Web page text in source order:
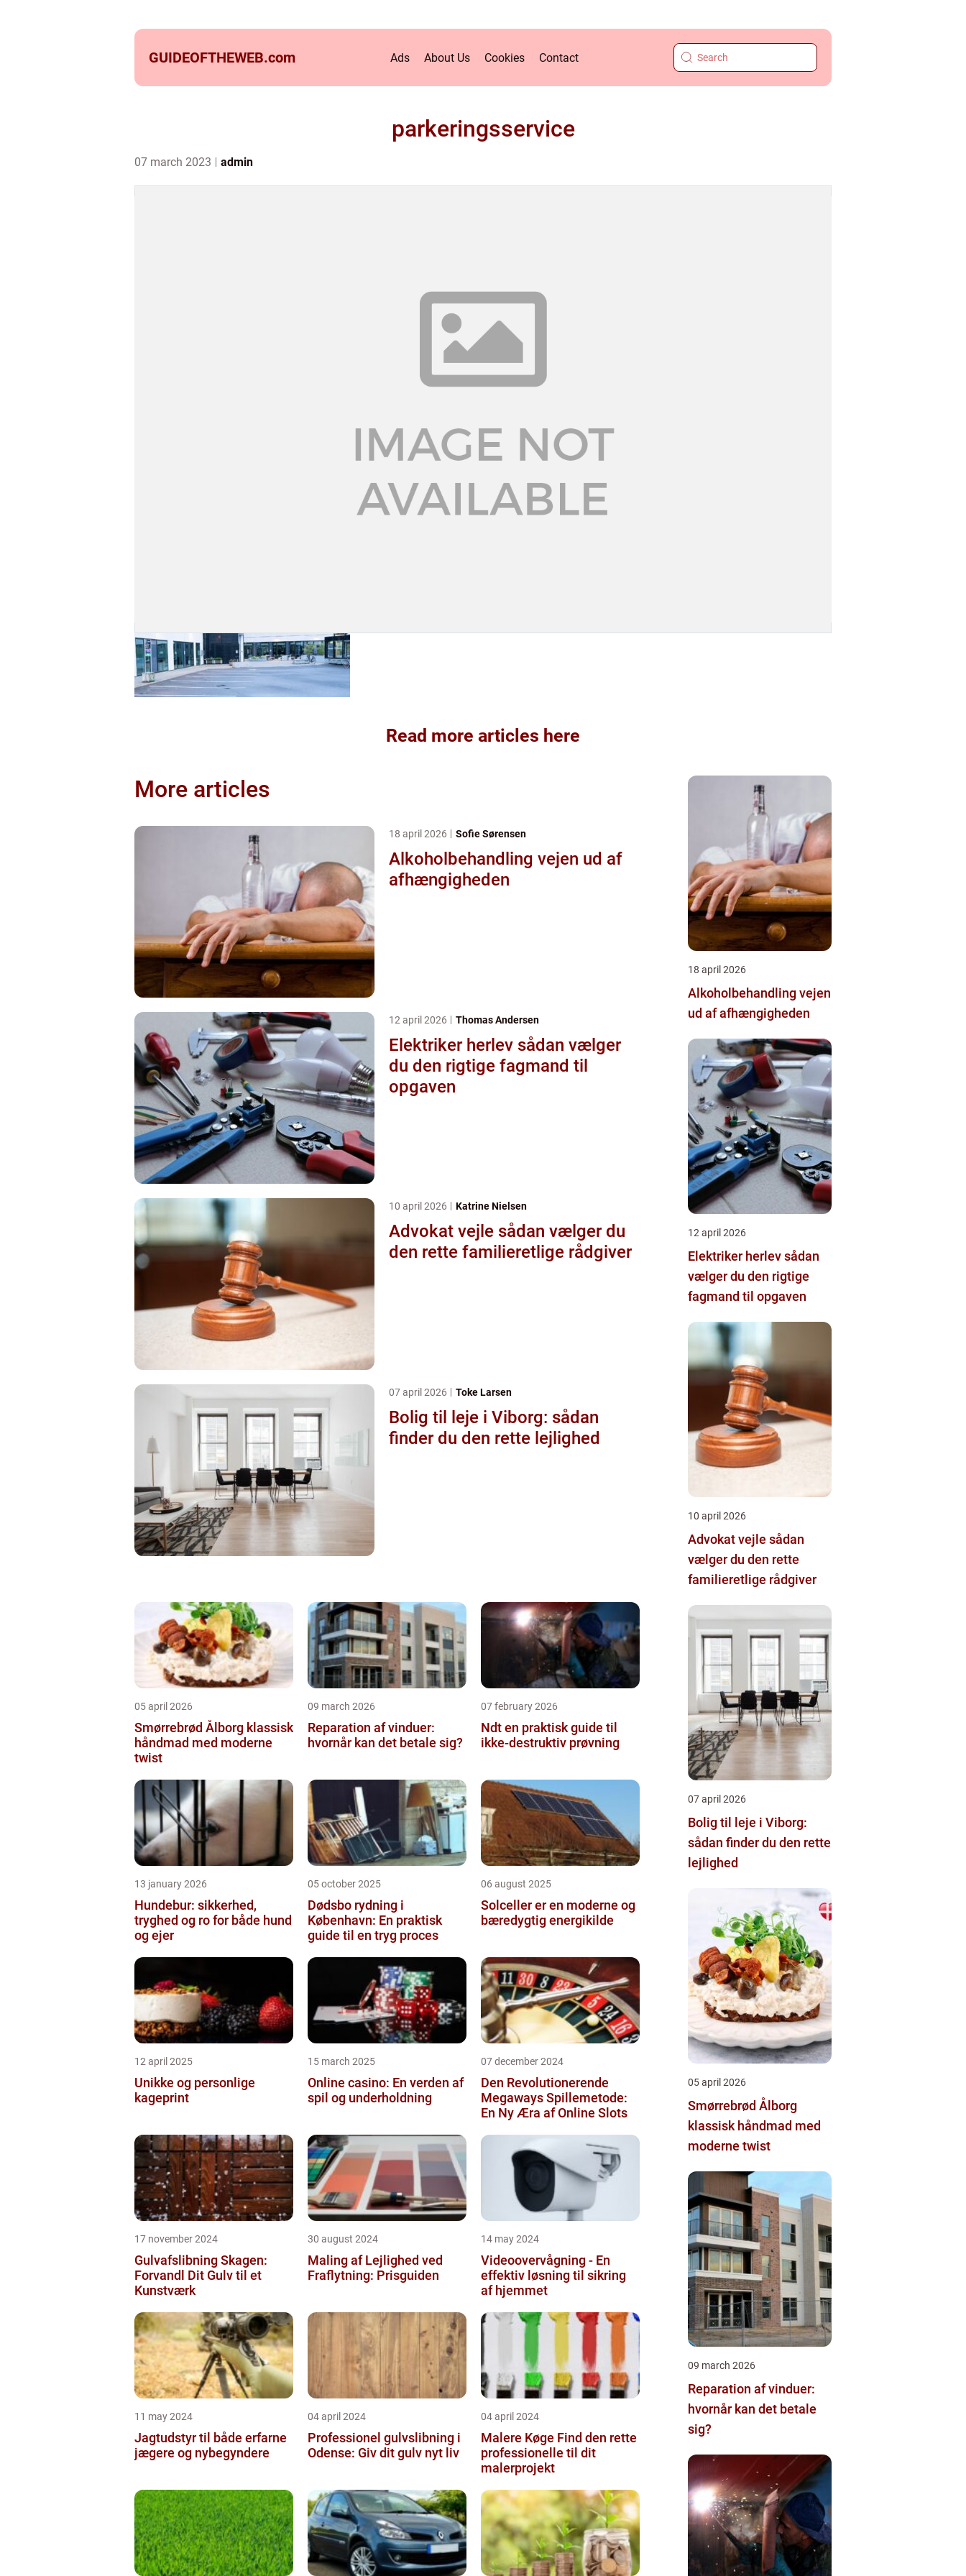
GUIDEOFTHEWEB.com Ads About Us Cookies Contact
parkeringsservice
07 march 2023 admin
Read more articles here
More articles
18 april 2026 Sofie Sørensen
Alkoholbehandling vejen ud af
afhængigheden
12 april 2026 Thomas Andersen
Elektriker herlev sådan vælger
du den rigtige fagmand til
opgaven
10 april 2026 Katrine Nielsen
Advokat vejle sådan vælger du
den rette familieretlige rådgiver
07 april 2026 Toke Larsen
Bolig til leje i Viborg: sådan
finder du den rette lejlighed
05 april 2026
Smørrebrød Ålborg klassisk
håndmad med moderne
twist
09 march 2026
Reparation af vinduer:
hvornår kan det betale sig?
07 february 2026
Ndt en praktisk guide til
ikke-destruktiv prøvning
13 january 2026
Hundebur: sikkerhed,
tryghed og ro for både hund
og ejer
05 october 2025
Dødsbo rydning i
København: En praktisk
guide til en tryg proces
06 august 2025
Solceller er en moderne og
bæredygtig energikilde
12 april 2025
Unikke og personlige
kageprint
15 march 2025
Online casino: En verden af
spil og underholdning
07 december 2024
Den Revolutionerende
Megaways Spillemetode:
En Ny Æra af Online Slots
17 november 2024
Gulvafslibning Skagen:
Forvandl Dit Gulv til et
Kunstværk
30 august 2024
Maling af Lejlighed ved
Fraflytning: Prisguiden
14 may 2024
Videoovervågning - En
effektiv løsning til sikring
af hjemmet
11 may 2024
Jagtudstyr til både erfarne
jægere og nybegyndere
04 april 2024
Professionel gulvslibning i
Odense: Giv dit gulv nyt liv
04 april 2024
Malere Køge Find den rette
professionelle til dit
malerprojekt
18 april 2026
Alkoholbehandling vejen
ud af afhængigheden
12 april 2026
Elektriker herlev sådan
vælger du den rigtige
fagmand til opgaven
10 april 2026
Advokat vejle sådan
vælger du den rette
familieretlige rådgiver
07 april 2026
Bolig til leje i Viborg:
sådan finder du den rette
lejlighed
05 april 2026
Smørrebrød Ålborg
klassisk håndmad med
moderne twist
09 march 2026
Reparation af vinduer:
hvornår kan det betale
sig?